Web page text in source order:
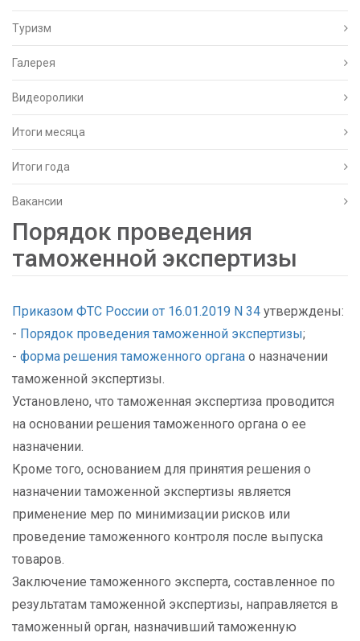
Туризм
Галерея
Видеоролики
Итоги месяца
Итоги года
Вакансии
Порядок проведения
таможенной экспертизы
Приказом ФТС России от 16.01.2019 N 34 утверждены:
- Порядок проведения таможенной экспертизы;
- форма решения таможенного органа о назначении
таможенной экспертизы.
Установлено, что таможенная экспертиза проводится
на основании решения таможенного органа о ее
назначении.
Кроме того, основанием для принятия решения о
назначении таможенной экспертизы является
применение мер по минимизации рисков или
проведение таможенного контроля после выпуска
товаров.
Заключение таможенного эксперта, составленное по
результатам таможенной экспертизы, направляется в
таможенный орган, назначивший таможенную